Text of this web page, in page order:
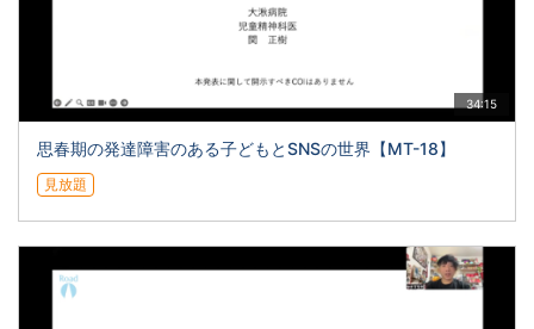
34:15
思春期の発達障害のある子どもとSNSの世界【MT-18】
見放題